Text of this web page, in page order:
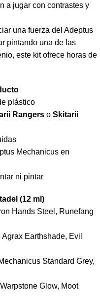
a jugar con contrastes y
una fuerza del Adeptus
pintando una de las
este kit ofrece horas de
plástico
Rangers o Skitarii
Mechanicus en
ni pintar
(12 ml)
Hands Steel, Runefang
Earthshade, Evil
Standard Grey,
Glow, Moot